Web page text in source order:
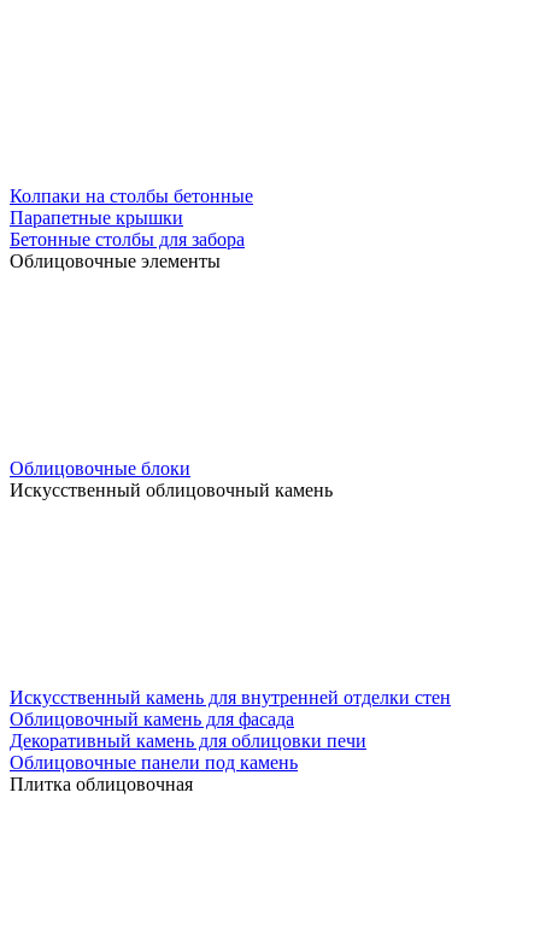
Колпаки на столбы бетонные
Парапетные крышки
Бетонные столбы для забора
Облицовочные элементы
Облицовочные блоки
Искусственный облицовочный камень
Искусственный камень для внутренней отделки стен
Облицовочный камень для фасада
Декоративный камень для облицовки печи
Облицовочные панели под камень
Плитка облицовочная